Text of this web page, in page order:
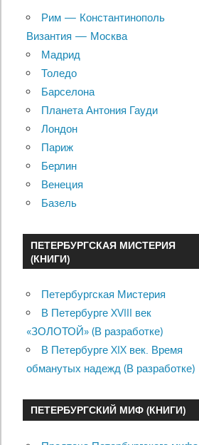
Рим — Константинополь
Византия — Москва
Мадрид
Толедо
Барселона
Планета Антония Гауди
Лондон
Париж
Берлин
Венеция
Базель
ПЕТЕРБУРГСКАЯ МИСТЕРИЯ
(КНИГИ)
Петербургская Мистерия
В Петербурге XVIII век
«ЗОЛОТОЙ» (В разработке)
В Петербурге XIX век. Время
обманутых надежд (В разработке)
ПЕТЕРБУРГСКИЙ МИФ (КНИГИ)